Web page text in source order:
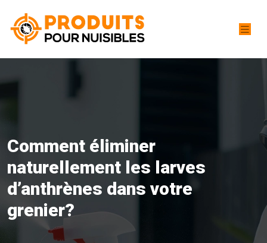
Comment éliminer
naturellement les larves
d’anthrènes dans votre
grenier?